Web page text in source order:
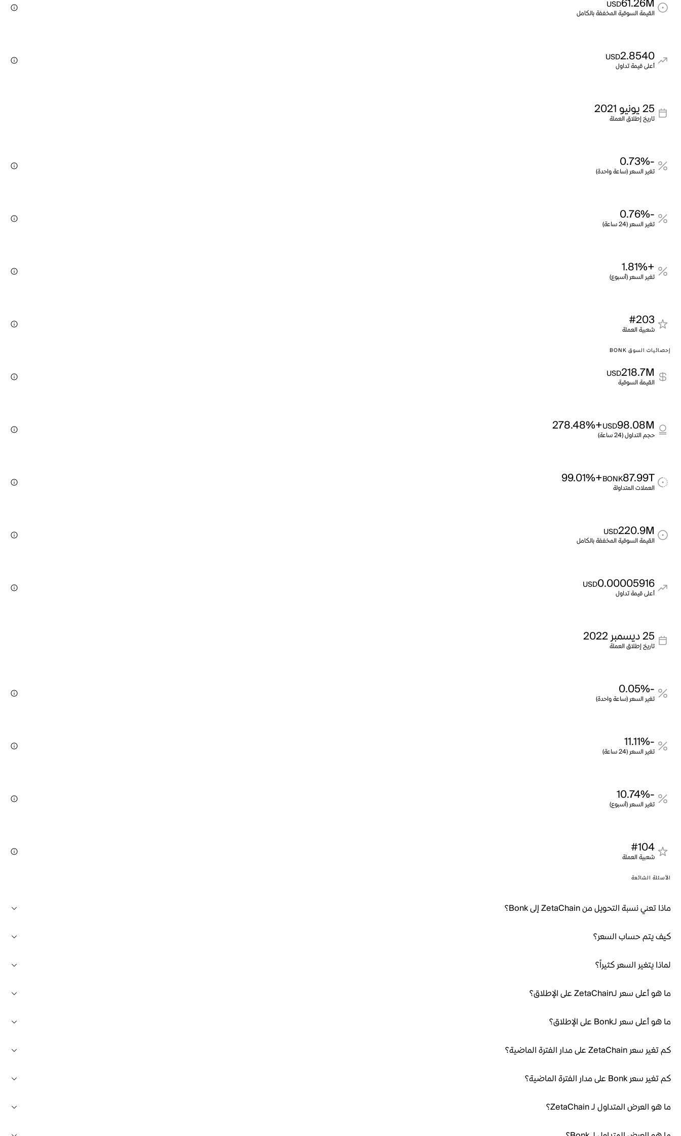
61.26M
USD
القيمة السوقية المخففة بالكامل
2.8540
USD
أعلى قيمة تداول
25 يونيو 2021
تاريخ إطلاق العملة
-0.73%
تغير السعر (ساعة واحدة)
-0.76%
تغير السعر (24 ساعة)
+1.81%
تغير السعر (أسبوع)
#203
شعبية العملة
إحصائيات السوق BONK
218.7M
USD
القيمة السوقية
98.08M
USD
+278.48%
حجم التداول (24 ساعة)
87.99T
BONK
+99.01%
العملات المتداولة
220.9M
USD
القيمة السوقية المخففة بالكامل
0.00005916
USD
أعلى قيمة تداول
25 ديسمبر 2022
تاريخ إطلاق العملة
-0.05%
تغير السعر (ساعة واحدة)
-11.11%
تغير السعر (24 ساعة)
-10.74%
تغير السعر (أسبوع)
#104
شعبية العملة
الأسئلة الشائعة
ماذا تعني نسبة التحويل من ZetaChain إلى Bonk؟
كيف يتم حساب السعر؟
لماذا يتغير السعر كثيراً؟
ما هو أعلى سعر لـZetaChain على الإطلاق؟
ما هو أعلى سعر لـBonk على الإطلاق؟
كم تغير سعر ZetaChain على مدار الفترة الماضية؟
كم تغير سعر Bonk على مدار الفترة الماضية؟
ما هو العرض المتداول لـ ZetaChain؟